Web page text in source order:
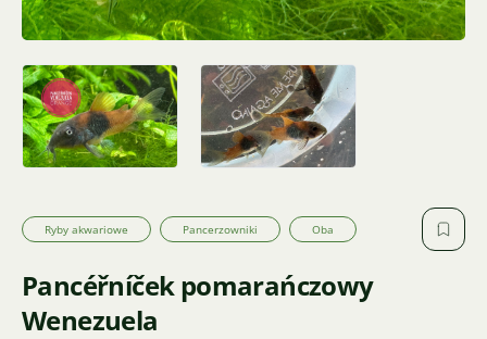
Ryby akwariowe Pancerzowniki Oba
Pancéřníček pomarańczowy
Wenezuela